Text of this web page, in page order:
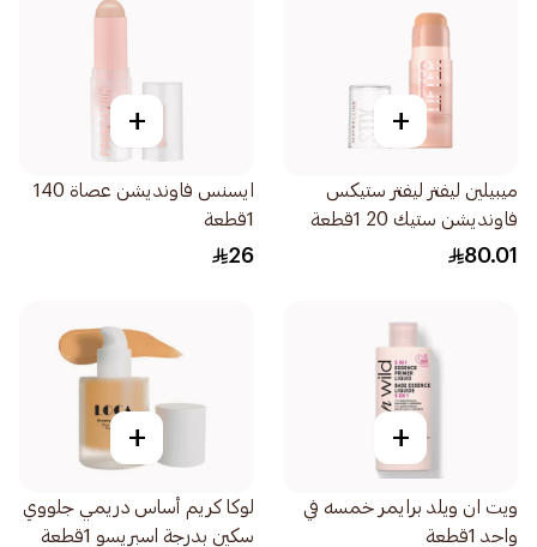
+
ميبيلين ليفتر ليفتر ستيكس
فاونديشن ستيك 20 1قطعة
80.01
+
ايسنس فاونديشن عصاة 140
1قطعة
26
+
ويت ان ويلد برايمر خمسه في
واحد 1قطعة
+
لوكا كريم أساس دريمي جلووي
سكين بدرجة اسبريسو 1قطعة